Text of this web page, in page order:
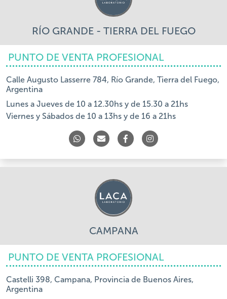
RÍO GRANDE - TIERRA DEL FUEGO
PUNTO DE VENTA PROFESIONAL
Calle Augusto Lasserre 784, Río Grande, Tierra del Fuego,
Argentina
Lunes a Jueves de 10 a 12.30hs y de 15.30 a 21hs
Viernes y Sábados de 10 a 13hs y de 16 a 21hs
CAMPANA
PUNTO DE VENTA PROFESIONAL
Castelli 398, Campana, Provincia de Buenos Aires,
Argentina